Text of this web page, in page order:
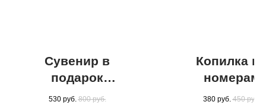
Сувенир в
подарок
"ЖЕНЕ", Мини
530 руб. 800 руб.
Копилка
номерам
«ХДФ»
380 руб. 450 руб.